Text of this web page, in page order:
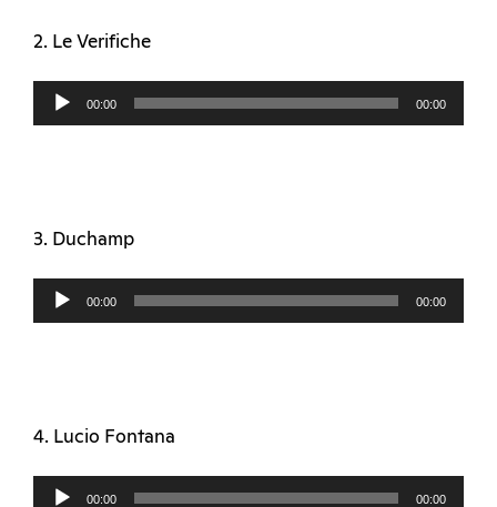
2. Le Verifiche
Audio
00:00 00:00
3. Duchamp
Audio
00:00 00:00
4. Lucio Fontana
Audio
00:00 00:00